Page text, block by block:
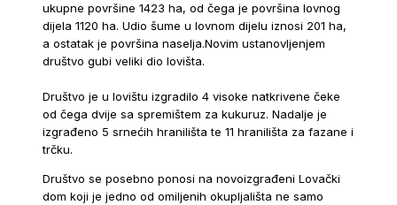
ukupne površine 1423 ha, od čega je površina lovnog
dijela 1120 ha. Udio šume u lovnom dijelu iznosi 201 ha,
a ostatak je površina naselja.Novim ustanovljenjem
društvo gubi veliki dio lovišta.
Društvo je u lovištu izgradilo 4 visoke natkrivene čeke
od čega dvije sa spremištem za kukuruz. Nadalje je
izgrađeno 5 srnećih hranilišta te 11 hranilišta za fazane i
trčku.
Društvo se posebno ponosi na novoizgrađeni Lovački
dom koji je jedno od omiljenih okupljališta ne samo